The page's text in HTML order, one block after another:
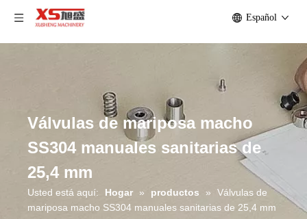
Español
Válvulas de mariposa macho
SS304 manuales sanitarias de
25,4 mm
Usted está aquí: Hogar » productos »
Válvulas de
mariposa macho SS304 manuales sanitarias de 25,4 mm